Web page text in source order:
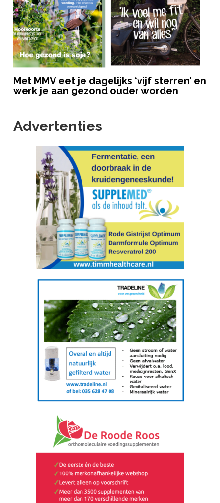
Met MMV eet je dagelijks ‘vijf sterren’ en
werk je aan gezond ouder worden
Advertenties